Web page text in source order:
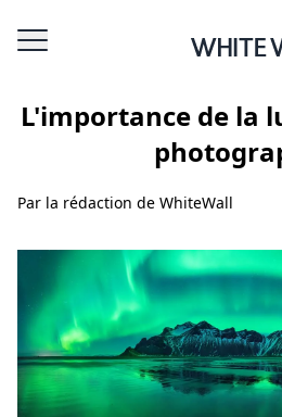
L'importance de la
Par la rédaction de WhiteWall